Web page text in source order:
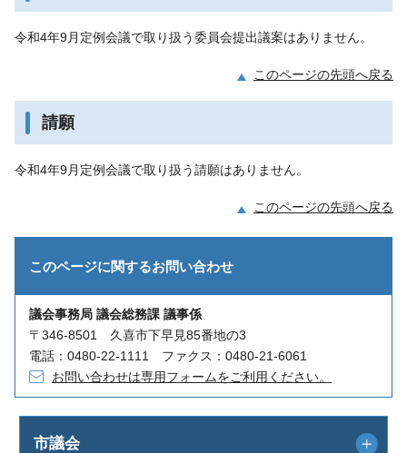
令和4年9月定例会議で取り扱う委員会提出議案はありません。
このページの先頭へ戻る
請願
令和4年9月定例会議で取り扱う請願はありません。
このページの先頭へ戻る
このページに関するお問い合わせ
議会事務局 議会総務課 議事係
〒346-8501 久喜市下早見85番地の3
電話：0480-22-1111 ファクス：0480-21-6061
お問い合わせは専用フォームをご利用ください。
市議会